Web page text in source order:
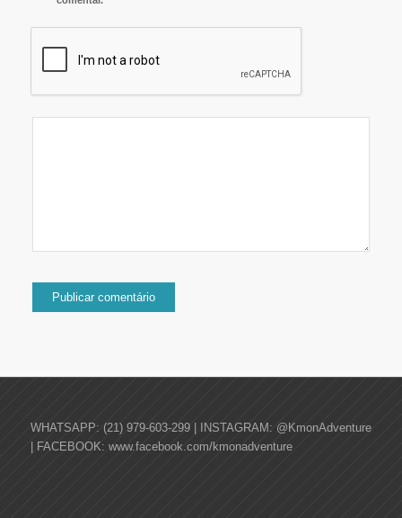
WHATSAPP: (21) 979-603-299 | INSTAGRAM: @KmonAdventure
| FACEBOOK: www.facebook.com/kmonadventure